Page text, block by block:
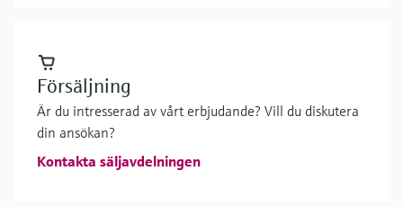
Försäljning
Är du intresserad av vårt erbjudande? Vill du diskutera
din ansökan?
Kontakta säljavdelningen